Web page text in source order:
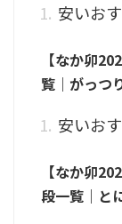
安いお
【なか卯
覧｜がっつ
安いお
【なか卯
段一覧｜と